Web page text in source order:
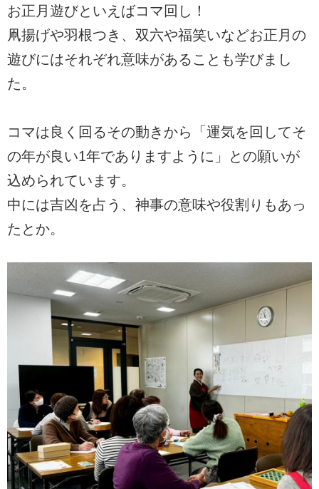
お正月遊びといえばコマ回し！
凧揚げや羽根つき、双六や福笑いなどお正月の
遊びにはそれぞれ意味があることも学びまし
た。
コマは良く回るその動きから「運気を回してそ
の年が良い1年でありますように」との願いが
込められています。
中には吉凶を占う、神事の意味や役割りもあっ
たとか。